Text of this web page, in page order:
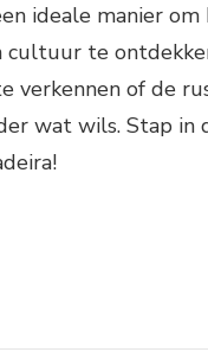
ideale manier
te
verkennen of de
wat wils. Stap in